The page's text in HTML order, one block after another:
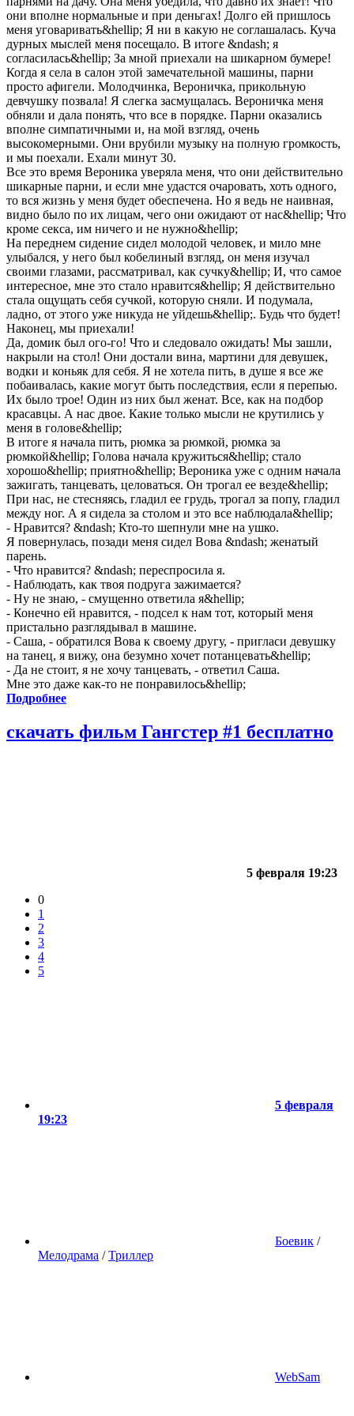
они вполне нормальные и при деньгах! Долго ей пришлось
меня уговаривать&hellip; Я ни в какую не соглашалась. Куча
дурных мыслей меня посещало. В итоге &ndash; я
согласилась&hellip; За мной приехали на шикарном бумере!
Когда я села в салон этой замечательной машины, парни
просто афигели. Молодчинка, Вероничка, прикольную
девчушку позвала! Я слегка засмущалась. Вероничка меня
обняли и дала понять, что все в порядке. Парни оказались
вполне симпатичными и, на мой взгляд, очень
высокомерными. Они врубили музыку на полную громкость,
и мы поехали. Ехали минут 30.
Все это время Вероника уверяла меня, что они действительно
шикарные парни, и если мне удастся очаровать, хоть одного,
то вся жизнь у меня будет обеспечена. Но я ведь не наивная,
видно было по их лицам, чего они ожидают от нас&hellip; Что
кроме секса, им ничего и не нужно&hellip;
На переднем сидение сидел молодой человек, и мило мне
улыбался, у него был кобелиный взгляд, он меня изучал
своими глазами, рассматривал, как сучку&hellip; И, что самое
интересное, мне это стало нравится&hellip; Я действительно
стала ощущать себя сучкой, которую сняли. И подумала,
ладно, от этого уже никуда не уйдешь&hellip;. Будь что будет!
Наконец, мы приехали!
Да, домик был ого-го! Что и следовало ожидать! Мы зашли,
накрыли на стол! Они достали вина, мартини для девушек,
водки и коньяк для себя. Я не хотела пить, в душе я все же
побаивалась, какие могут быть последствия, если я перепью.
Их было трое! Один из них был женат. Все, как на подбор
красавцы. А нас двое. Какие только мысли не крутились у
меня в голове&hellip;
В итоге я начала пить, рюмка за рюмкой, рюмка за
рюмкой&hellip; Голова начала кружиться&hellip; стало
хорошо&hellip; приятно&hellip; Вероника уже с одним начала
зажигать, танцевать, целоваться. Он трогал ее везде&hellip;
При нас, не стесняясь, гладил ее грудь, трогал за попу, гладил
между ног. А я сидела за столом и это все наблюдала&hellip;
- Нравится? &ndash; Кто-то шепнули мне на ушко.
Я повернулась, позади меня сидел Вова &ndash; женатый
парень.
- Что нравится? &ndash; переспросила я.
- Наблюдать, как твоя подруга зажимается?
- Ну не знаю, - смущенно ответила я&hellip;
- Конечно ей нравится, - подсел к нам тот, который меня
пристально разглядывал в машине.
- Саша, - обратился Вова к своему другу, - пригласи девушку
на танец, я вижу, она безумно хочет потанцевать&hellip;
- Да не стоит, я не хочу танцевать, - ответил Саша.
Мне это даже как-то не понравилось&hellip;
Подробнее
скачать фильм Гангстер #1 бесплатно
5 февраля 19:23
0
1
2
3
4
5
5 февраля
19:23
Боевик /
Мелодрама /Триллер
WebSam